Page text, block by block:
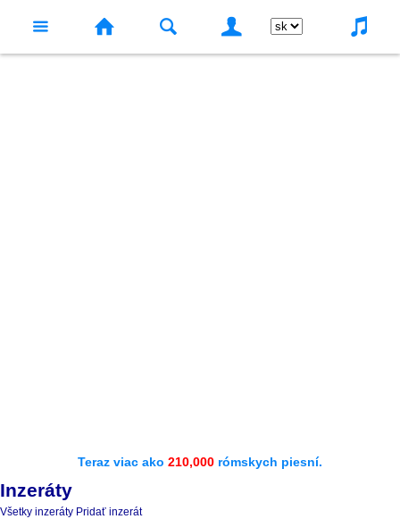
Teraz viac ako 210,000 rómskych piesní.
Inzeráty
Všetky inzeráty Pridať inzerát